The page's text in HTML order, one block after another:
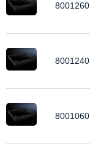
8001260
8001240
8001060